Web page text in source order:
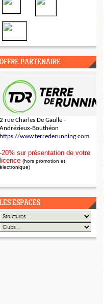
OFFRE PARTENAIRE
2 rue Charles De Gaulle -
Andrézieux-Bouthéon
https://www.terrederunning.com
-20% sur présentation de votre
licence (hors promotion et
électronique)
LES ESPACES